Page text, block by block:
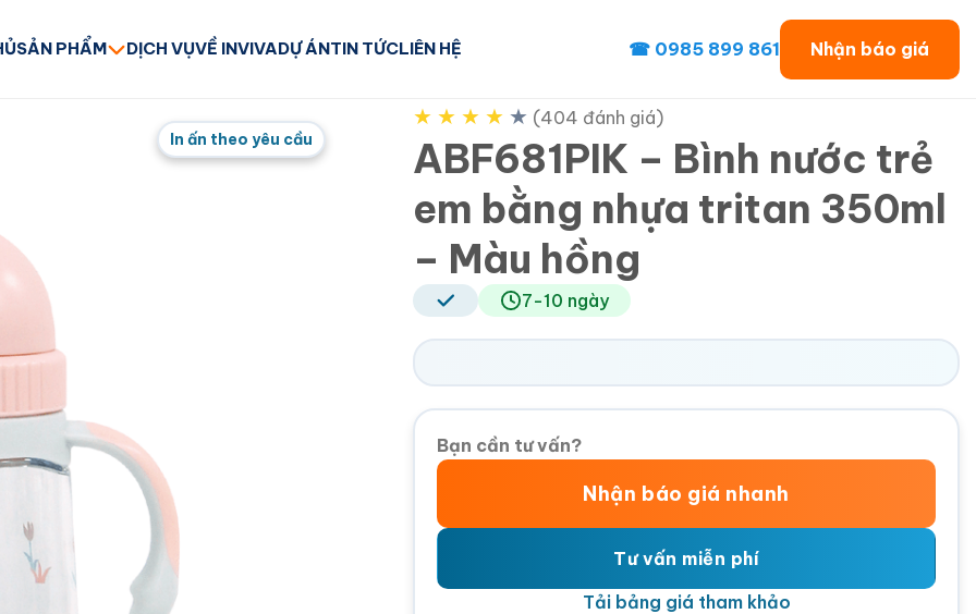
SẢN PHẨM DỊCH VỤVỀ INVIVADỰ ÁNTIN TỨCLIÊN HỆ ☎ 0985 899 861 Nhận báo giá
In ấn theo yêu cầu
★ ★ ★ ★ ★ (404 đánh giá)
ABF681PIK – Bình nước trẻ
em bằng nhựa tritan 350ml
– Màu hồng
7-10 ngày
Bạn cần tư vấn?
Nhận báo giá nhanh
Tư vấn miễn phí
Tải bảng giá tham khảo